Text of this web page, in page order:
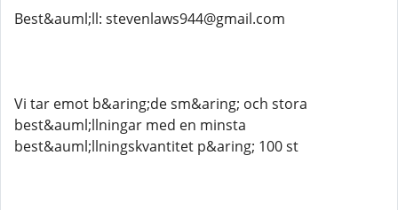
Best&auml;ll: stevenlaws944@gmail.com
Vi tar emot b&aring;de sm&aring; och stora
best&auml;llningar med en minsta
best&auml;llningskvantitet p&aring; 100 st